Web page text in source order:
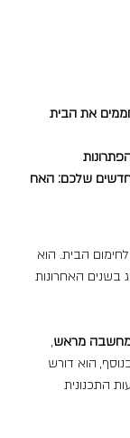
את הבית
שלכם: האח
הבית. הוא
בשנים האחרונות
ומחשבה מראש,
הוא דורש
התכנונית